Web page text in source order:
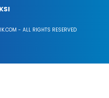
- ALL RIGHTS RESERVED